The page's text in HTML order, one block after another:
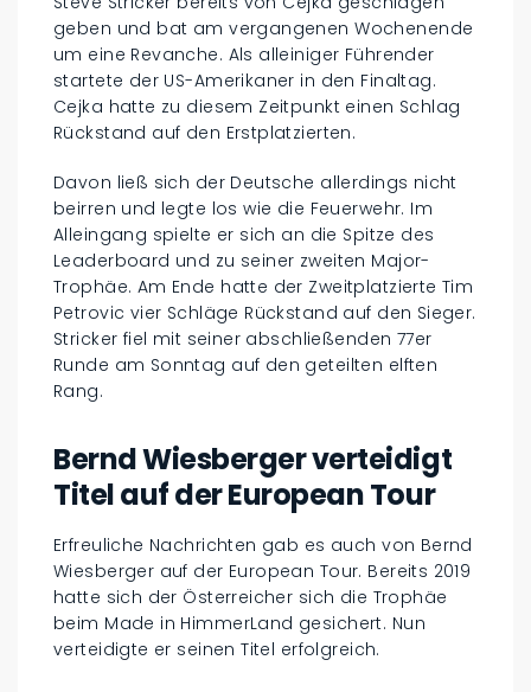
geben und bat am vergangenen Wochenende
um eine Revanche. Als alleiniger Führender
startete der US-Amerikaner in den Finaltag.
Cejka hatte zu diesem Zeitpunkt einen Schlag
Rückstand auf den Erstplatzierten.
Davon ließ sich der Deutsche allerdings nicht
beirren und legte los wie die Feuerwehr. Im
Alleingang spielte er sich an die Spitze des
Leaderboard und zu seiner zweiten Major-
Trophäe. Am Ende hatte der Zweitplatzierte Tim
Petrovic vier Schläge Rückstand auf den Sieger.
Stricker fiel mit seiner abschließenden 77er
Runde am Sonntag auf den geteilten elften
Rang.
Bernd Wiesberger verteidigt
Titel auf der European Tour
Erfreuliche Nachrichten gab es auch von Bernd
Wiesberger auf der European Tour. Bereits 2019
hatte sich der Österreicher sich die Trophäe
beim Made in HimmerLand gesichert. Nun
verteidigte er seinen Titel erfolgreich.